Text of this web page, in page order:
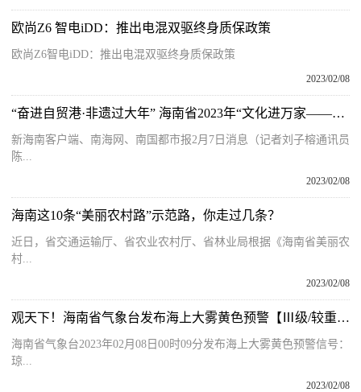
欧尚Z6 智电iDD：推出电混双驱终身质保政策
欧尚Z6智电iDD：推出电混双驱终身质保政策
2023/02/08
“奋进自贸港·非遗过大年” 海南省2023年“文化进万家——视频直播家乡年”活动圆满收官
新海南客户端、南海网、南国都市报2月7日消息（记者刘子榕通讯员
陈...
2023/02/08
海南这10条“美丽农村路”示范路，你走过几条？
近日，省交通运输厅、省农业农村厅、省林业局根据《海南省美丽农
村...
2023/02/08
观天下！海南省气象台发布海上大雾黄色预警【Ⅲ级/较重】【2023-02-08】
海南省气象台2023年02月08日00时09分发布海上大雾黄色预警信号：
琼...
2023/02/08